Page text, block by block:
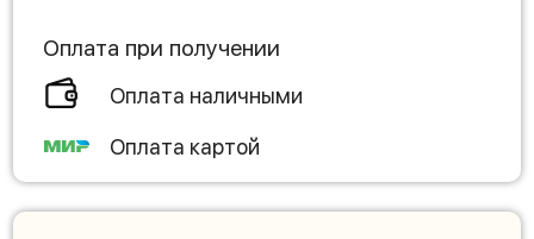
Оплата при получении
Оплата наличными
Оплата картой